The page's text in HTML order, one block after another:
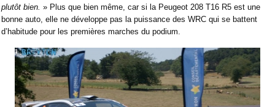
plutôt bien. » Plus que bien même, car si la Peugeot 208 T16 R5 est une
bonne auto, elle ne développe pas la puissance des WRC qui se battent
d’habitude pour les premières marches du podium.